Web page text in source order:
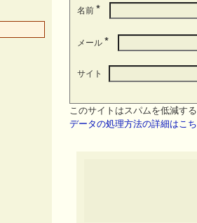
名前*
メール*
サイト
このサイトはスパムを低減す
データの処理方法の詳細はこ